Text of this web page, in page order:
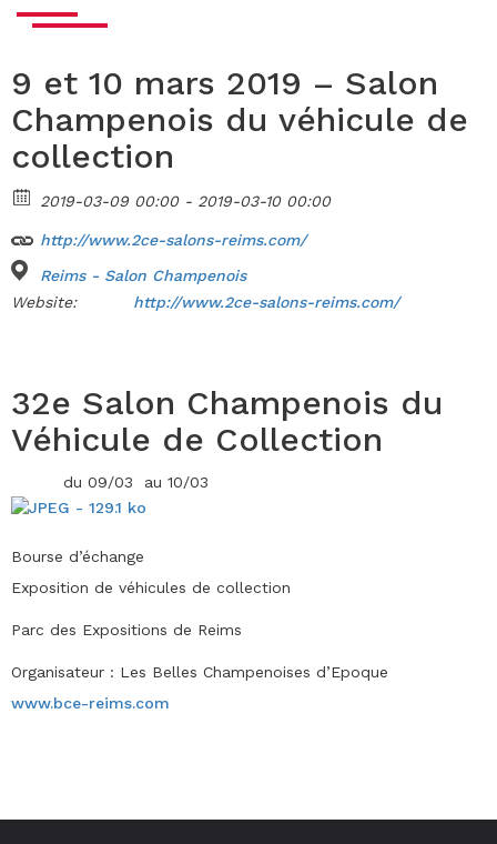
9 et 10 mars 2019 – Salon
Champenois du véhicule de
collection
2019-03-09 00:00 - 2019-03-10 00:00
http://www.2ce-salons-reims.com/
Reims - Salon Champenois
Website:
http://www.2ce-salons-reims.com/
32e Salon Champenois du
Véhicule de Collection
du 09/03 au 10/03
Bourse d’échange
Exposition de véhicules de collection
Parc des Expositions de Reims
Organisateur : Les Belles Champenoises d’Epoque
www.bce-reims.com